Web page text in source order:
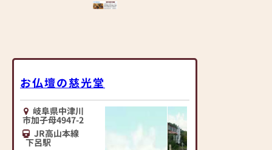
お仏壇の慈光堂
岐阜県中津川
市加子母4947-2
JR高山本線
下呂駅